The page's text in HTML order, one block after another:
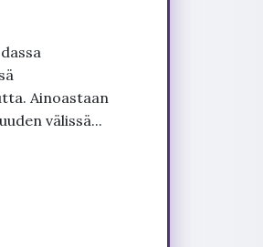
Ainoastaan
välissä...